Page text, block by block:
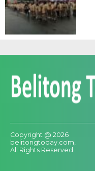
Copyright @ 2026
belitongtoday.com,
All Rights Reserved